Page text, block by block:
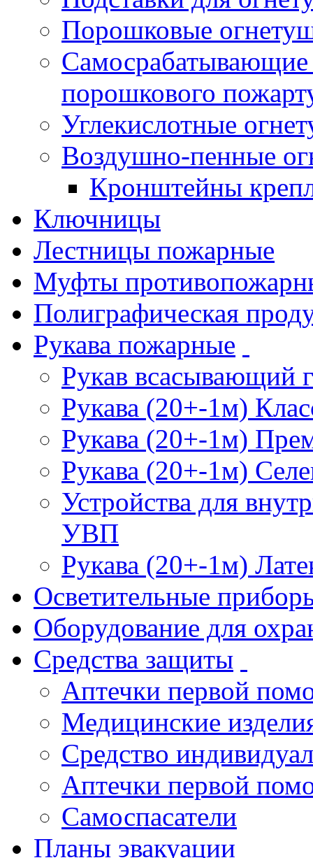
Порошковые
порошкового
Углекислотные
Воздушно-пенные
Кронштейны
Ключницы
Лестницы пожарные
Муфты
Полиграфическая
Рукава пожарные
Рукав всасывающий
Рукава (20+-1м)
Рукава (20+-1м)
Рукава (20+-1м)
Устройства для
УВП
Рукава (20+-1м)
Осветительные
Оборудование для
Средства защиты
Аптечки первой
Медицинские
Средство
Аптечки первой
Самоспасатели
Планы эвакуации